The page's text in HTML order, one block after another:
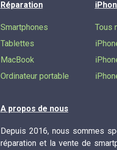
A propos de nous
Depuis 2016, nous sommes
réparation et la vente de
Réparation
Smartphones
Tablettes
MacBook
Ordinateur portable
Tous